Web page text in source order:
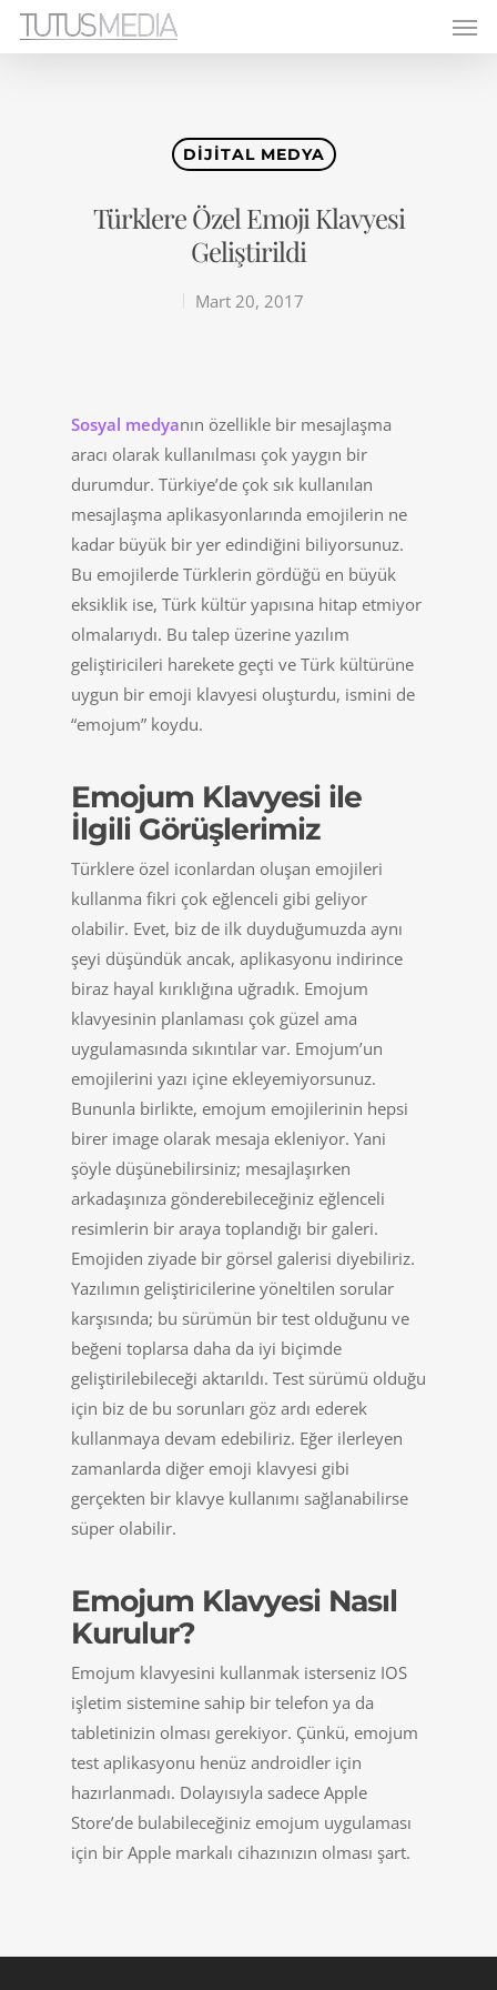
DIJITAL MEDYA
Türklere Özel Emoji Klavyesi
Geliştirildi
Mart 20, 2017
Sosyal medyanın özellikle bir mesajlaşma
aracı olarak kullanılması çok yaygın bir
durumdur. Türkiye’de çok sık kullanılan
mesajlaşma aplikasyonlarında emojilerin ne
kadar büyük bir yer edindiğini biliyorsunuz.
Bu emojilerde Türklerin gördüğü en büyük
eksiklik ise, Türk kültür yapısına hitap etmiyor
olmalarıydı. Bu talep üzerine yazılım
geliştiricileri harekete geçti ve Türk kültürüne
uygun bir emoji klavyesi oluşturdu, ismini de
“emojum” koydu.
Emojum Klavyesi ile
İlgili Görüşlerimiz
Türklere özel iconlardan oluşan emojileri
kullanma fikri çok eğlenceli gibi geliyor
olabilir. Evet, biz de ilk duyduğumuzda aynı
şeyi düşündük ancak, aplikasyonu indirince
biraz hayal kırıklığına uğradık. Emojum
klavyesinin planlaması çok güzel ama
uygulamasında sıkıntılar var. Emojum’un
emojilerini yazı içine ekleyemiyorsunuz.
Bununla birlikte, emojum emojilerinin hepsi
birer image olarak mesaja ekleniyor. Yani
şöyle düşünebilirsiniz; mesajlaşırken
arkadaşınıza gönderebileceğiniz eğlenceli
resimlerin bir araya toplandığı bir galeri.
Emojiden ziyade bir görsel galerisi diyebiliriz.
Yazılımın geliştiricilerine yöneltilen sorular
karşısında; bu sürümün bir test olduğunu ve
beğeni toplarsa daha da iyi biçimde
geliştirilebileceği aktarıldı. Test sürümü olduğu
için biz de bu sorunları göz ardı ederek
kullanmaya devam edebiliriz. Eğer ilerleyen
zamanlarda diğer emoji klavyesi gibi
gerçekten bir klavye kullanımı sağlanabilirse
süper olabilir.
Emojum Klavyesi Nasıl
Kurulur?
Emojum klavyesini kullanmak isterseniz IOS
işletim sistemine sahip bir telefon ya da
tabletinizin olması gerekiyor. Çünkü, emojum
test aplikasyonu henüz androidler için
hazırlanmadı. Dolayısıyla sadece Apple
Store’de bulabileceğiniz emojum uygulaması
için bir Apple markalı cihazınızın olması şart.